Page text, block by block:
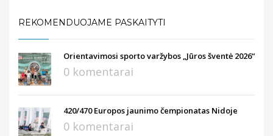
REKOMENDUOJAME PASKAITYTI
Orientavimosi sporto varžybos „Jūros šventė 2026“
0 komentarai
420/470 Europos jaunimo čempionatas Nidoje
0 komentarai